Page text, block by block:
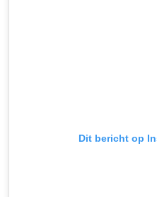
Dit bericht op